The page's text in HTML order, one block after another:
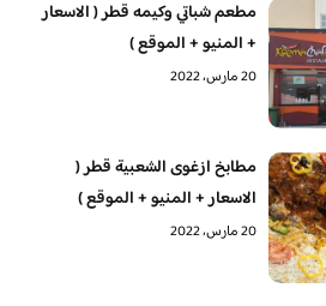
مطعم شباتي وكيمه قطر ( الاسعار
+ المنيو + الموقع )
20 مارس، 2022
مطابخ ازغوى الشعبية قطر (
الاسعار + المنيو + الموقع )
20 مارس، 2022